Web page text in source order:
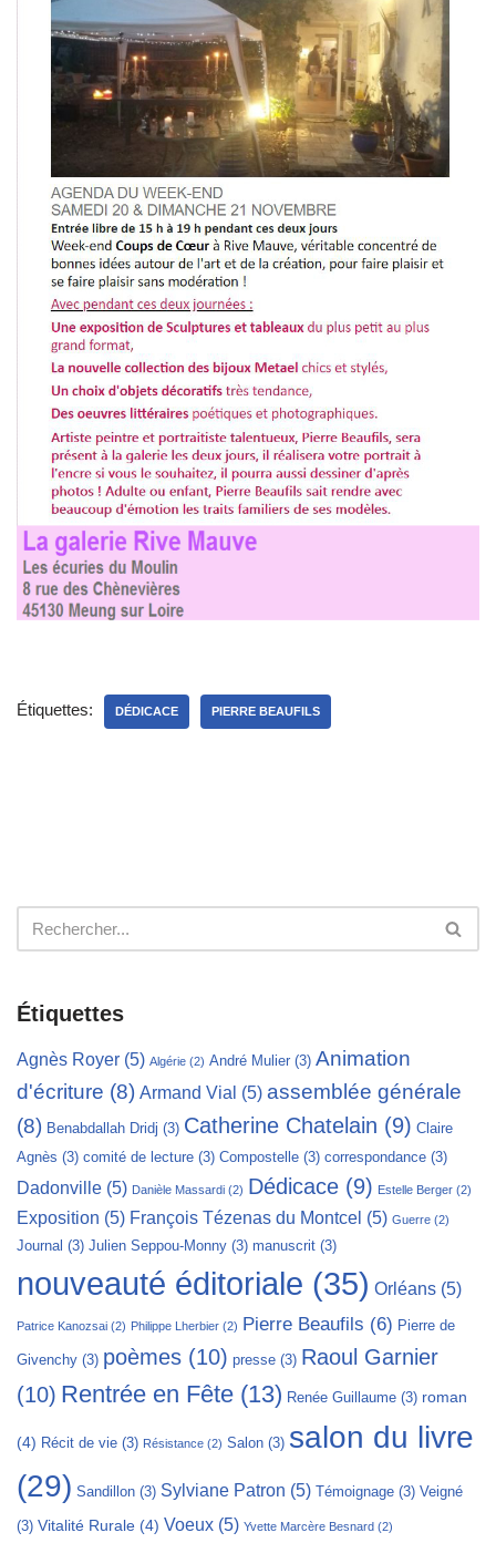
Étiquettes: DÉDICACE PIERRE BEAUFILS
Étiquettes
Agnès Royer (5) Algérie (2) André Mulier (3) Animation
d'écriture (8) Armand Vial (5) assemblée générale
(8) Benabdallah Dridj (3) Catherine Chatelain (9) Claire
Agnès (3) comité de lecture (3) Compostelle (3) correspondance (3)
Dadonville (5) Danièle Massardi (2) Dédicace (9) Estelle Berger (2)
Exposition (5) François Tézenas du Montcel (5) Guerre (2)
Journal (3) Julien Seppou-Monny (3) manuscrit (3)
nouveauté éditoriale (35) Orléans (5)
Patrice Kanozsai (2) Philippe Lherbier (2) Pierre Beaufils (6) Pierre de
Givenchy (3) poèmes (10) presse (3) Raoul Garnier
(10) Rentrée en Fête (13) Renée Guillaume (3) roman
(4) Récit de vie (3) Résistance (2) Salon (3) salon du livre
(29) Sandillon (3) Sylviane Patron (5) Témoignage (3) Veigné
(3) Vitalité Rurale (4) Voeux (5) Yvette Marcère Besnard (2)